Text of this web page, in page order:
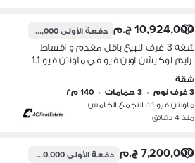
10,924,000 ج.م دفعة الأولى8,500,000 ج.م
شقة 3 غرف للبيع باقل مقدم و اقساط
برايم لوكيشن اوبن فيو في ماونتن فيو 1.1
التجمع الخامس القاهرة
Settlement New Cairo
شقة
3 غرف نوم
• 3 حمامات • 140 م٢
ماونتن فيو 1.1، التجمع الخامس
منذ 4 دقائق
7,200,000 ج.م دفعة الأولى5,200,000 ج.م